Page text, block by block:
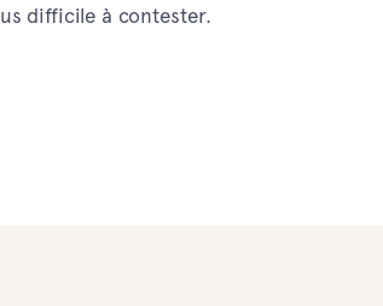
difficile à contester.